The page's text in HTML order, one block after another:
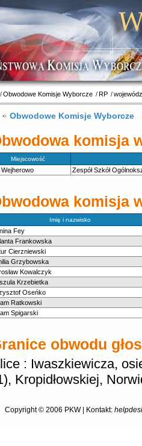
Obwodowe Komisje Wyborcze
komisja
Miejscowość
Wejherowo Zespół Szkół
komisja
Imię i nazwisko
Fey
Frankowska
Cierzniewski
Grzybowska
Kowalczyk
Krzebietka
Oseńko
Ratkowski
Spigarski
obwodu
: Iwaszkiewicza,
Kropidłowskiej,
Obwodowe Komisje Wyborcze RP
Copyright © 2006 PKW| Kontakt: